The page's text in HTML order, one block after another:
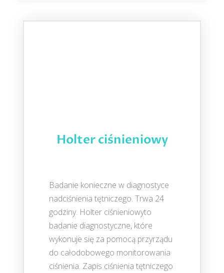
Holter ciśnieniowy
Badanie konieczne w diagnostyce
nadciśnienia tętniczego. Trwa 24
godziny. Holter ciśnieniowyto
badanie diagnostyczne, które
wykonuje się za pomocą przyrządu
do całodobowego monitorowania
ciśnienia. Zapis ciśnienia tętniczego